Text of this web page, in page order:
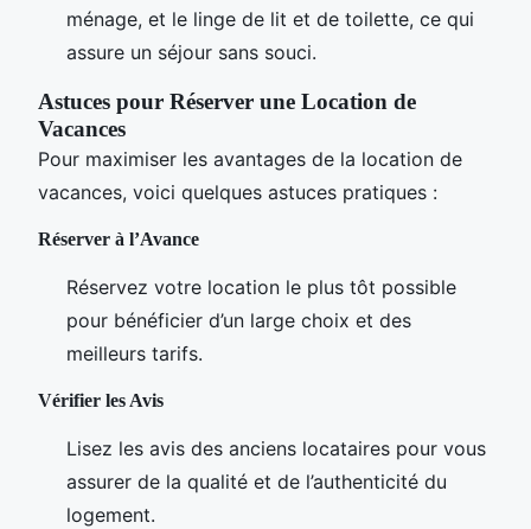
ménage, et le linge de lit et de toilette, ce qui
assure un séjour sans souci.
Astuces pour Réserver une Location de
Vacances
Pour maximiser les avantages de la location de
vacances, voici quelques astuces pratiques :
Réserver à l’Avance
Réservez votre location le plus tôt possible
pour bénéficier d’un large choix et des
meilleurs tarifs.
Vérifier les Avis
Lisez les avis des anciens locataires pour vous
assurer de la qualité et de l’authenticité du
logement.